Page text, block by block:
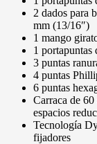
2 dados para
mm (13/16″)
1 mango
1 portapuntas
3 puntas
4 puntas
6 puntas
Carraca de
espacios
Tecnología
fijadores